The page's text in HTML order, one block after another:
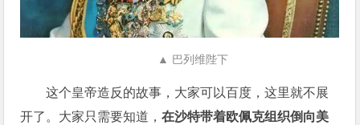
▲ 巴列维陛下
这个皇帝造反的故事，大家可以百度，这里就不展
开了。大家只需要知道，在沙特带着欧佩克组织倒向美